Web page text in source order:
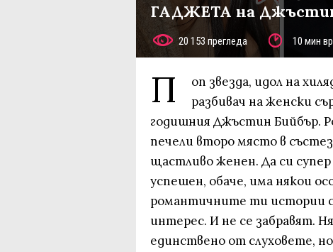
ГАДЖЕТА на
20 153 прегледа 10 мин
П
оп звезда, идол на
разбивач на женски
годишния Джъстин Бийбър.
печели второ място в
щастливо женен. Да си
успешен, обаче, има някои
романтичните ти истории
интерес. И не се забравят.
единствено от слуховете,